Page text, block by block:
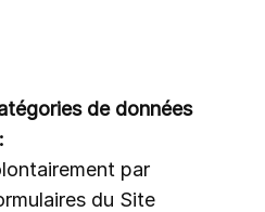
de données
par
du Site